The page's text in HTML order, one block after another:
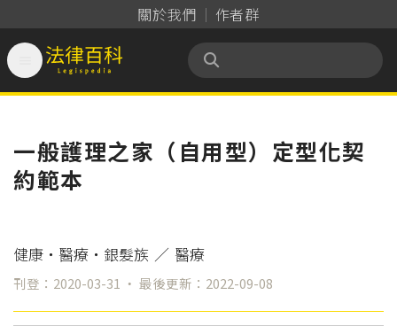
關於我們 作者群
法律百科 Legispedia
一般護理之家（自用型）定型化契
約範本
健康‧醫療‧銀髮族 ／ 醫療
刊登：2020-03-31 ‧ 最後更新：2022-09-08